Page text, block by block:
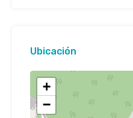
Ubicación
+
−